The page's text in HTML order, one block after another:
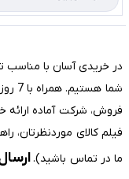
تماس با ما
در خریدی آسان با مناسب
فروش، شرکت آماده
ما در تماس باشید).